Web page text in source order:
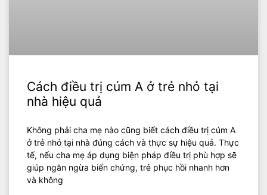
Cách điều trị cúm A ở trẻ nhỏ tại
nhà hiệu quả
Không phải cha mẹ nào cũng biết cách điều trị cúm A
ở trẻ nhỏ tại nhà đúng cách và thực sự hiệu quả. Thực
tế, nếu cha mẹ áp dụng biện pháp điều trị phù hợp sẽ
giúp ngăn ngừa biến chứng, trẻ phục hồi nhanh hơn
và không